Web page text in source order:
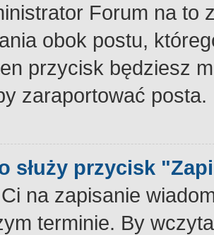
Forum na to
obok postu,
przycisk będziesz
zaraportować posta.
służy przycisk
na zapisanie
terminie. By